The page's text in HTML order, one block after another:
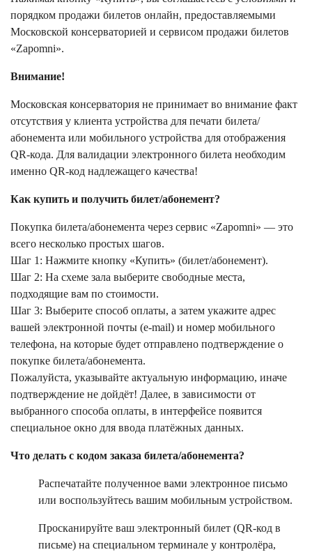
порядком продажи билетов онлайн, предоставляемыми
Московской консерваторией и сервисом продажи билетов
«Zapomni».
Внимание!
Московская консерватория не принимает во внимание факт
отсутствия у клиента устройства для печати билета/
абонемента или мобильного устройства для отображения
QR-кода. Для валидации электронного билета необходим
именно QR-код надлежащего качества!
Как купить и получить билет/абонемент?
Покупка билета/абонемента через сервис «Zapomni» — это
всего несколько простых шагов.
Шаг 1: Нажмите кнопку «Купить» (билет/абонемент).
Шаг 2: На схеме зала выберите свободные места,
подходящие вам по стоимости.
Шаг 3: Выберите способ оплаты, а затем укажите адрес
вашей электронной почты (e-mail) и номер мобильного
телефона, на которые будет отправлено подтверждение о
покупке билета/абонемента.
Пожалуйста, указывайте актуальную информацию, иначе
подтверждение не дойдёт! Далее, в зависимости от
выбранного способа оплаты, в интерфейсе появится
специальное окно для ввода платёжных данных.
Что делать с кодом заказа билета/абонемента?
Распечатайте полученное вами электронное письмо
или воспользуйтесь вашим мобильным устройством.
Просканируйте ваш электронный билет (QR-код в
письме) на специальном терминале у контролёра,